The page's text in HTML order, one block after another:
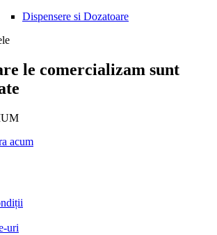
Dispensere si Dozatoare
le comercializam sunt
acum
uri